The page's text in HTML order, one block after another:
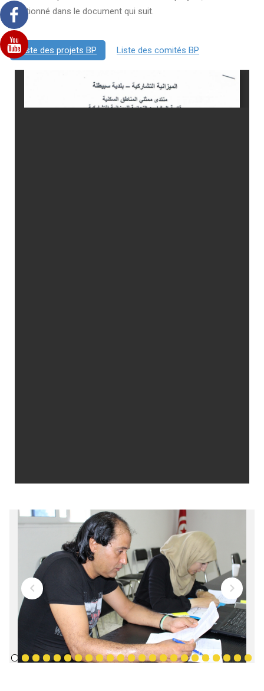
mentionné dans le document qui suit.
Liste des projets BP Liste des comités BP